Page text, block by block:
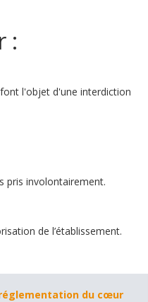
:
l'objet d'une interdiction
pris involontairement.
de l’établissement.
du cœur